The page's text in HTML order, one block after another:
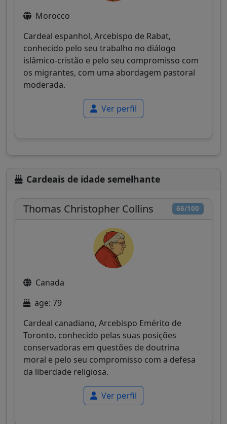
Morocco
Cardeal espanhol, Arcebispo de Rabat,
conhecido pelo seu trabalho no diálogo
islâmico-cristão e pelo seu compromisso com
os migrantes, com uma abordagem pastoral
moderada.
Ver perfil
Cardeais de idade semelhante
66/100
Thomas Christopher Collins
Canada
age: 79
Cardeal canadiano, Arcebispo Emérito de
Toronto, conhecido pelas suas posições
conservadoras em questões de doutrina
moral e pelo seu compromisso com a defesa
da liberdade religiosa.
Ver perfil